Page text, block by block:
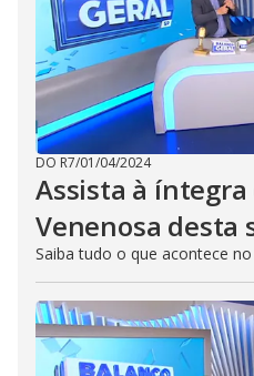
DO R7/01/04/2024
Assista à íntegra
Venenosa desta
Saiba tudo o que acontece